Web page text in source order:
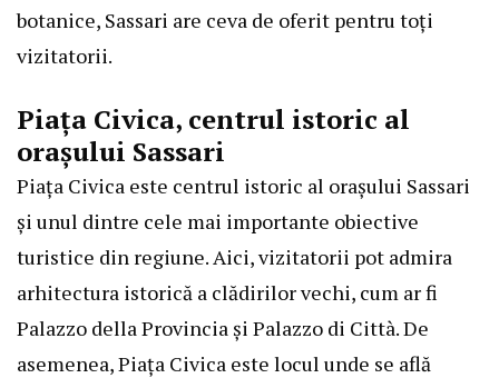
botanice, Sassari are ceva de oferit pentru toți
vizitatorii.
Piața Civica, centrul istoric al
orașului Sassari
Piața Civica este centrul istoric al orașului Sassari
și unul dintre cele mai importante obiective
turistice din regiune. Aici, vizitatorii pot admira
arhitectura istorică a clădirilor vechi, cum ar fi
Palazzo della Provincia și Palazzo di Città. De
asemenea, Piața Civica este locul unde se află